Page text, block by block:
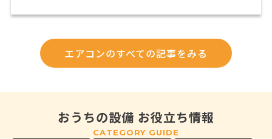
エアコンのすべての記事をみる
おうちの設備 お役立ち情報
CATEGORY GUIDE